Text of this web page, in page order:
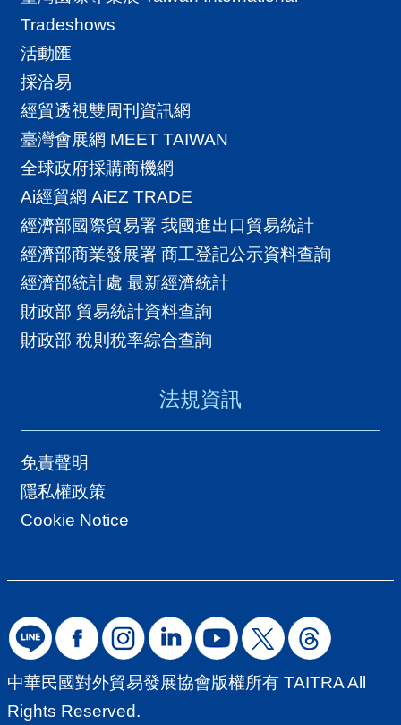
關
稅
貿
協
經
貿
指
數
T
A
)
網
站
Tradeshows
活動匯
採洽易
經貿透視雙周刊資訊網
臺灣會展網 MEET TAIWAN
全球政府採購商機網
Ai經貿網 AiEZ TRADE
經濟部國際貿易署 我國進出口貿易統計
經濟部商業發展署 商工登記公示資料查詢
經濟部統計處 最新經濟統計
財政部 貿易統計資料查詢
財政部 稅則稅率綜合查詢
法規資訊
免責聲明
隱私權政策
Cookie Notice
中華民國對外貿易發展協會版權所有 TAITRA All
Rights Reserved.